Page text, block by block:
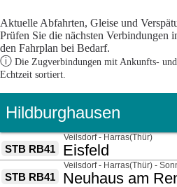
Aktuelle Abfahrten, Gleise und
Prüfen Sie die nächsten Verbindungen
den Fahrplan bei Bedarf.
ⓘ Die Zugverbindungen mit Ankunfts-
Echtzeit sortiert.